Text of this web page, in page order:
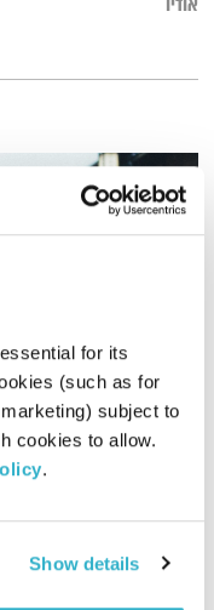
for its
(such as for
subject to
cookies to allow.
.
Show details
אודיו
אבודים בטוקיו
דידי
דידי ארז צולל בכל